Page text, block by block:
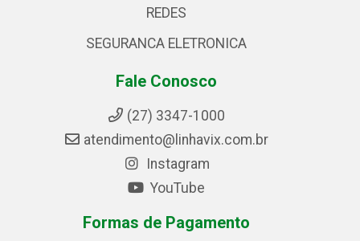
REDES
SEGURANCA ELETRONICA
Fale Conosco
(27) 3347-1000
atendimento@linhavix.com.br
Instagram
YouTube
Formas de Pagamento